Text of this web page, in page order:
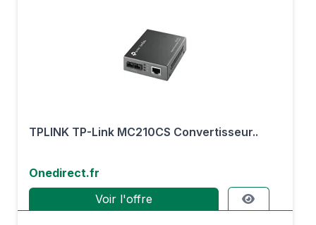
TPLINK TP-Link MC210CS Convertisseur..
Onedirect.fr
Voir l'offre